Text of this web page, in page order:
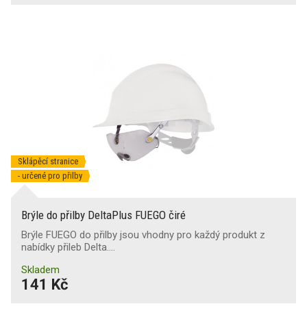
Sklápěcí stranice
- určené pro přilby
Brýle do přilby DeltaPlus FUEGO čiré
Brýle FUEGO do přilby jsou vhodny pro každý produkt z
nabídky přileb Delta.…
Skladem
141 Kč